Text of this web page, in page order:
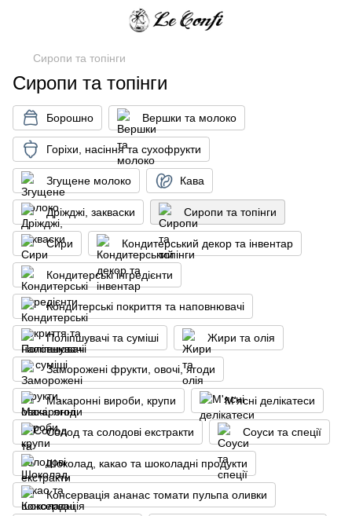
Сиропи та топінги
Сиропи та топінги
Борошно Вершки та молоко
Горіхи, насіння та сухофрукти
Згущене молоко Кава
Дріжджі, закваски Сиропи та топінги
Сири Кондитерський декор та інвентар
Кондитерські інгредієнти
Кондитерські покриття та наповнювачі
Поліпшувачі та суміші Жири та олія
Заморожені фрукти, овочі, ягоди
Макаронні вироби, крупи М'ясні делікатеси
Солод та солодові екстракти Соуси та спеції
Шоколад, какао та шоколадні продукти
Консервація ананас томати пульпа оливки